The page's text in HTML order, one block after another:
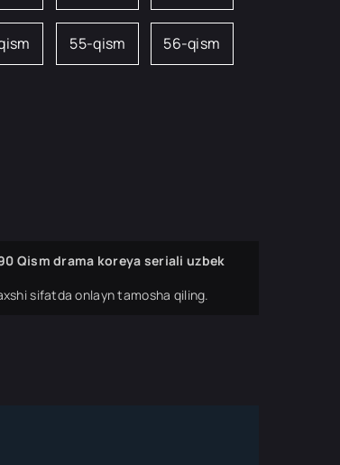
55-qism 56-qism
Qism drama koreya seriali uzbek
sifatda onlayn tamosha qiling.